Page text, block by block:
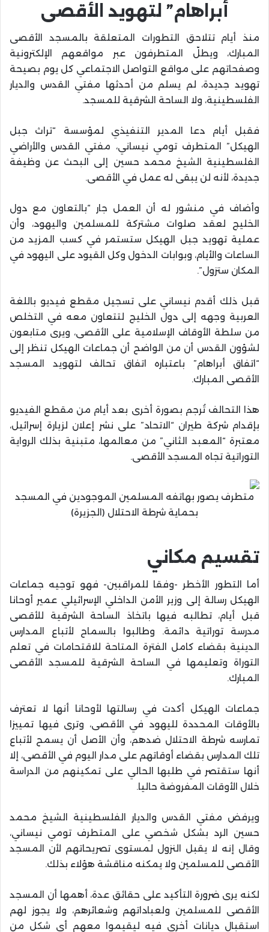
أبراهام” لتهويد الأقصى
منذ أيام تتلاحق التطورات المتعلقة بالمسجد الأقصى
المبارك، ويطلّ المتطرفون عبر مواقعهم الإلكترونية
وصفحاتهم على مواقع التواصل الاجتماعي كل يوم بصيحة
تهويد جديدة، لم يسلم من أحدثها مفتي القدس والديار
الفلسطينية، ولا الساحة الشرقية للمسجد.
فقبل أيام دعا المدير التنفيذي لمؤسسة “تراث جبل
الهيكل” المتطرف تومي نيساني، مفتي القدس والأراضي
الفلسطينية الشيخ محمد حسين إلى البحث عن وظيفة
جديدة، لأنه لن يبقى له عمل في الأقصى.
وأضاف في منشور له أن العمل جار “بالتعاون مع دول
الخليج لعقد صلوات مشتركة للمسلمين واليهود، وأن
عملية تهويد جبل الهيكل ستستمر في كسب المزيد من
الساعات والأيام، وبوابات الدخول وكل القيود على اليهود في
المكان ستزول”.
قبل ذلك أقدم نيساني على تسجيل مقطع فيديو باللغة
العربية وجهه إلى دول الخليج لتتعاون معه في التخلص
من سلطة الأوقاف الإسلامية على الأقصى، ويرى متابعون
لشؤون القدس أن من الواضح أن جماعات الهيكل تنظر إلى
“اتفاق أبراهام” باعتباره اتفاق تحالف لتهويد المسجد
الأقصى المبارك.
هذا التحالف تُرجم بصورة أخرى بعد أيام من مقطع الفيديو
بإقدام شركة طيران “الاتحاد” على نشر إعلان لزيارة إسرائيل،
معتبرة “المعبد الثاني” من معالمها، متبنية بذلك الرواية
التوراتية تجاه المسجد الأقصى.
متطرف يصور بهاتفه المسلمين الموجودين في المسجد
بحماية شرطة الاحتلال (الجزيرة)
تقسيم مكاني
أما التطور الأخطر -وفقا للمراقبين- فهو توجيه جماعات
الهيكل رسالة إلى وزير الأمن الداخلي الإسرائيلي عمير أوحانا
قبل أيام، تطالبه فيها باتخاذ الساحة الشرقية للأقصى
مدرسة توراتية دائمة. وطالبوا بالسماح لأتباع المدارس
الدينية بقضاء كامل الفترة المتاحة للاقتحامات في تعلم
التوراة وتعليمها في الساحة الشرقية للمسجد الأقصى
المبارك.
جماعات الهيكل أكدت في رسالتها لأوحانا أنها لا تعترف
بالأوقات المحددة لليهود في الأقصى، وترى فيها تمييزا
تمارسه شرطة الاحتلال ضدهم، وأن الأصل أن يسمح لأتباع
تلك المدارس بقضاء أوقاتهم على مدار اليوم في الأقصى، إلا
أنها ستقتصر في طلبها الحالي على تمكينهم من الدراسة
خلال الأوقات المفروضة حاليا.
ويرفض مفتي القدس والديار الفلسطينية الشيخ محمد
حسين الرد بشكل شخصي على المتطرف تومي نيساني،
وقال إنه لا يقبل النزول لمستوى تصريحاتهم لأن المسجد
الأقصى للمسلمين ولا يمكنه مناقشة هؤلاء بذلك.
لكنه يرى ضرورة التأكيد على حقائق عدة، أهمها أن المسجد
الأقصى للمسلمين ولعباداتهم وشعائرهم، ولا يجوز لهم
استقبال ديانات أخرى فيه ليقيموا معهم أي شكل من